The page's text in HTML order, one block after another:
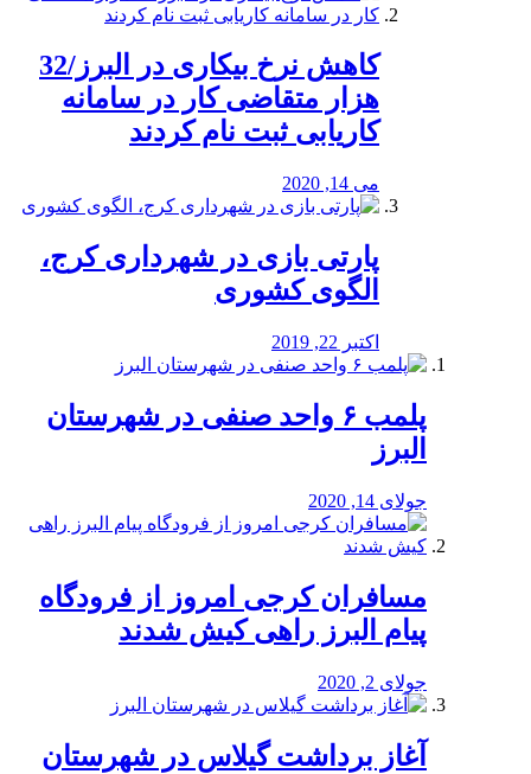
کاهش نرخ بیکاری در البرز/32
هزار متقاضی کار در سامانه
کاریابی ثبت نام کردند
می 14, 2020
پارتی بازی در شهرداری کرج،
الگوی کشوری
اکتبر 22, 2019
پلمب ۶ واحد صنفی در شهرستان
البرز
جولای 14, 2020
مسافران کرجی امروز از فرودگاه
پیام البرز راهی کیش شدند
جولای 2, 2020
آغاز برداشت گیلاس در شهرستان